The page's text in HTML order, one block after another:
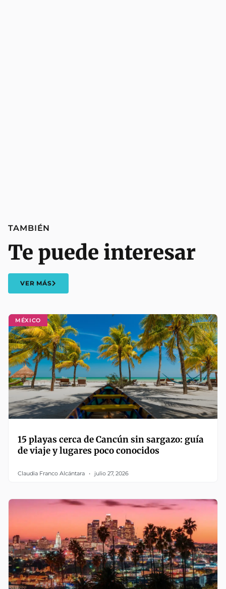
MÉXICO
15 playas cerca de Cancún sin sargazo: guía
de viaje y lugares poco conocidos
Claudia Franco Alcántara julio 27, 2026
TAMBIÉN
Te puede interesar
VER MÁS